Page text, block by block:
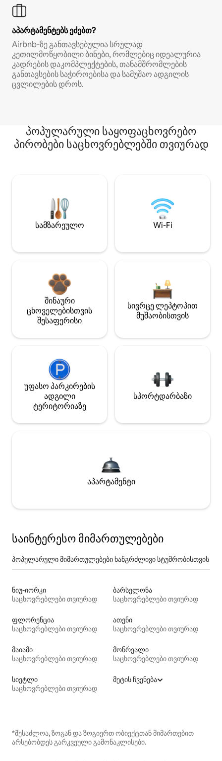
აპარტამენტებს ეძებთ?
Airbnb‑ზე განთავსებულია სრულად
კეთილმოწყობილი ბინები, რომლებიც იდეალურია
კადრების დაკომპლექტების, თანამშრომლების
განთავსების საჭიროებისა და სამუშაო ადგილის
ცვლილების დროს.
პოპულარული საყოფაცხოვრებო
პირობები საცხოვრებლებში თვიურად
სამზარეულო Wi-Fi
შინაური
ცხოველებისთვის
შესაფერისი
სივრცე ლეპტოპით
მუშაობისთვის
უფასო პარკირების
ადგილი
ტერიტორიაზე
სპორტდარბაზი
აპარტამენტი
საინტერესო მიმართულებები
პოპულარული მიმართულებები ხანგრძლივი სტუმრობისთვის
ნიუ-იორკი
საცხოვრებლები თვიურად
ბარსელონა
საცხოვრებლები თვიურად
ფლორენცია
საცხოვრებლები თვიურად
ათენი
საცხოვრებლები თვიურად
მაიამი
საცხოვრებლები თვიურად
მონრეალი
საცხოვრებლები თვიურად
სიეტლი
საცხოვრებლები თვიურად
მეტის ჩვენება
*შესაძლოა, ზოგან და ზოგიერთ ობიექტთან მიმართებით
არსებობდეს გარკვეული გამონაკლისები.